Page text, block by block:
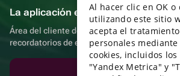
La aplicación es aún más práctica.
Área del cliente del destinatario, más bonos
recordatorios de eventos
Descargar la aplicación
Al hacer clic en OK
utilizando este sitio
acepta el
personales
cookies, incluidos los
"Yandex Metrica" y